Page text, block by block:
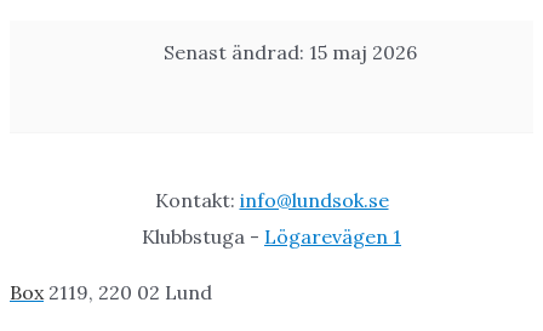
Senast ändrad: 15 maj 2026
Kontakt: info@lundsok.se
Klubbstuga - Lögarevägen 1
Box2119, 220 02 Lund